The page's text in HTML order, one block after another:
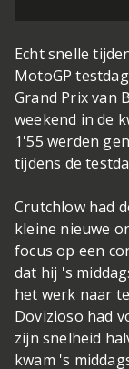
Echt snelle
MotoGP
Grand Prix van
weekend in de
1'55 werden
tijdens de
Crutchlow had
kleine nieuwe
focus op een
dat hij 's
het werk naar
Dovizioso had
zijn snelheid
kwam 's